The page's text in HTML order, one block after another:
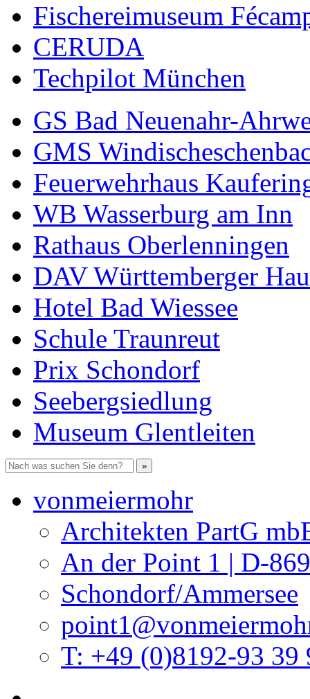
Fischereimuseum
CERUDA
Techpilot München
GS Bad Neuenahr-
GMS
Feuerwehrhaus
WB Wasserburg am Inn
Rathaus Oberlenningen
DAV Württemberger
Hotel Bad Wiessee
Schule Traunreut
Prix Schondorf
Seebergsiedlung
Museum Glentleiten
vonmeiermohr
Architekten PartG
An der Point 1 | D-
Schondorf/Ammersee
T: +49 (0)8192-93 39